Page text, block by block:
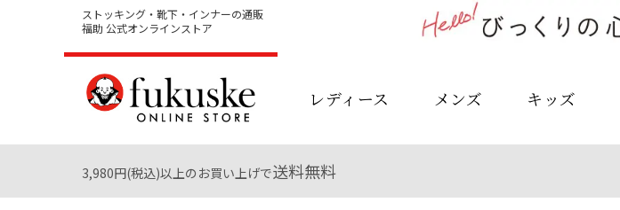
ストッキング・靴下・インナーの通販
福助 公式オンラインストア
レディース メンズ キッズ
3,980円(税込)以上のお買い上げで送料無料